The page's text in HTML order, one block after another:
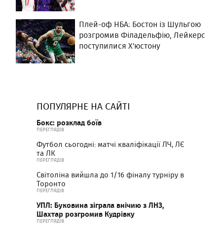
Плей-оф НБА: Бостон із Шульгою
розгромив Філадельфію, Лейкерс
поступилися Х'юстону
ПОПУЛЯРНЕ НА САЙТІ
Бокс: розклад боїв
ПЕРЕГЛЯДІВ
Футбол сьогодні: матчі кваліфікації ЛЧ, ЛЄ
та ЛК
ПЕРЕГЛЯДІВ
Світоліна вийшла до 1/16 фіналу турніру в
Торонто
ПЕРЕГЛЯДІВ
УПЛ: Буковина зіграла внічию з ЛНЗ,
Шахтар розгромив Кудрівку
ПЕРЕГЛЯДІВ